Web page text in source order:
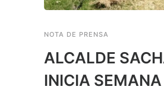
NOTA DE PRENSA
ALCALDE
INICIA